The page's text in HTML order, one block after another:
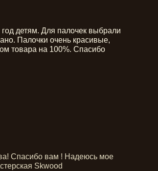
детям. Для палочек выбрали
Палочки очень красивые,
товара на 100%. Спасибо
Спасибо вам ! Надеюсь мое
Skwood